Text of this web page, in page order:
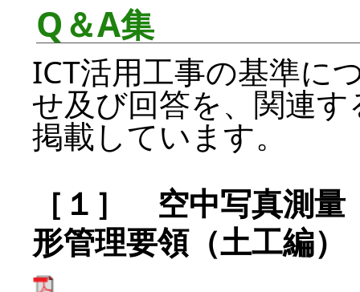
Q＆A集
ICT活用工事の基準に
せ及び回答を、関連
掲載しています。
［１］ 空中写真測
形管理要領（土工編）